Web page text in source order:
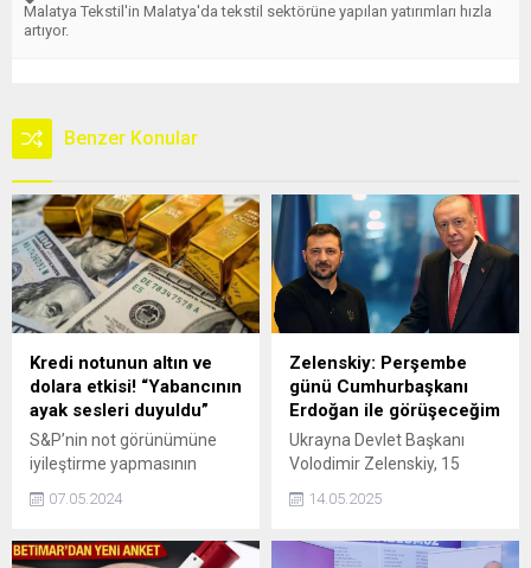
Malatya Tekstil'in Malatya'da tekstil sektörüne yapılan yatırımları hızla
artıyor.
Benzer Konular
Kredi notunun altın ve
dolara etkisi! “Yabancının
ayak sesleri duyuldu”
S&P’nin not görünümüne
iyileştirme yapmasının
hareketlenmeye başladı.
zirveye tırmanırken, altın ve
07.05.2024
Zelenskiy: Perşembe
günü Cumhurbaşkanı
Erdoğan ile görüşeceğim
Ukrayna Devlet Başkanı
Volodimir Zelenskiy, 15
Cumhurbaşkanı Recep
geleceğini açıkladı.
14.05.2025